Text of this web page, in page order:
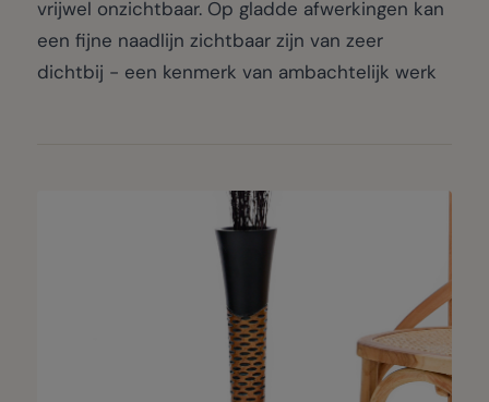
vrijwel onzichtbaar. Op gladde afwerkingen kan
een fijne naadlijn zichtbaar zijn van zeer
dichtbij - een kenmerk van ambachtelijk werk